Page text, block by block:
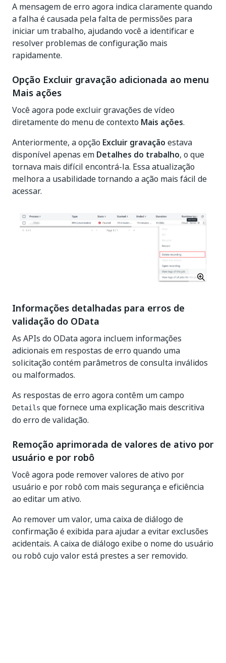
A mensagem de erro agora indica claramente quando
a falha é causada pela falta de permissões para
iniciar um trabalho, ajudando você a identificar e
resolver problemas de configuração mais
rapidamente.
Opção Excluir gravação adicionada ao menu
Mais ações
Você agora pode excluir gravações de vídeo
diretamente do menu de contexto Mais ações.
Anteriormente, a opção Excluir gravação estava
disponível apenas em Detalhes do trabalho, o que
tornava mais difícil encontrá-la. Essa atualização
melhora a usabilidade tornando a ação mais fácil de
acessar.
Informações detalhadas para erros de
validação do OData
As APIs do OData agora incluem informações
adicionais em respostas de erro quando uma
solicitação contém parâmetros de consulta inválidos
ou malformados.
As respostas de erro agora contêm um campo
Details que fornece uma explicação mais descritiva
do erro de validação.
Remoção aprimorada de valores de ativo por
usuário e por robô
Você agora pode remover valores de ativo por
usuário e por robô com mais segurança e eficiência
ao editar um ativo.
Ao remover um valor, uma caixa de diálogo de
confirmação é exibida para ajudar a evitar exclusões
acidentais. A caixa de diálogo exibe o nome do usuário
ou robô cujo valor está prestes a ser removido.